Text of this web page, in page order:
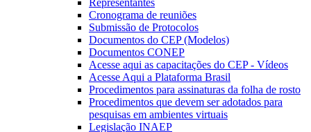
Representantes
Cronograma de reuniões
Submissão de Protocolos
Documentos do CEP (Modelos)
Documentos CONEP
Acesse aqui as capacitações do CEP - Vídeos
Acesse Aqui a Plataforma Brasil
Procedimentos para assinaturas da folha de rosto
Procedimentos que devem ser adotados para
pesquisas em ambientes virtuais
Legislação INAEP